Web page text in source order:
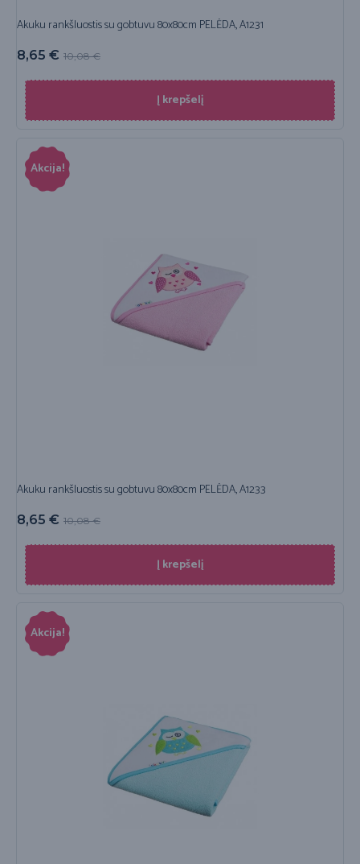
Akuku rankšluostis su gobtuvu 80x80cm PELĖDA, A1231
10,08€
8,65 €
Į krepšelį
Akcija!
Akuku rankšluostis su gobtuvu 80x80cm PELĖDA, A1233
10,08€
8,65 €
Į krepšelį
Akcija!